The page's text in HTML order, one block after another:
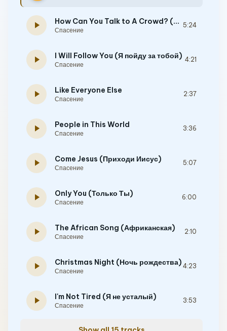
play_arrow How Can You Talk to A Crowd? (Как говорить с толпой)
Спасение
5:24
play_arrow I Will Follow You (Я пойду за тобой)
Спасение
4:21
play_arrow Like Everyone Else
Спасение
2:37
play_arrow People in This World
Спасение
3:36
play_arrow Come Jesus (Приходи Иисус)
Спасение
5:07
play_arrow Only You (Только Ты)
Спасение
6:00
play_arrow The African Song (Африканская)
Спасение
2:10
play_arrow Christmas Night (Ночь рождества)
Спасение
4:23
play_arrow I'm Not Tired (Я не усталый)
Спасение
3:53